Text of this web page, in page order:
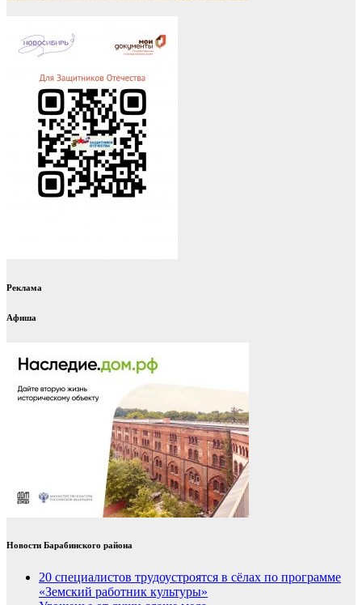
Реклама
Афиша
Новости Барабинского района
20 специалистов трудоустроятся в сёлах по программе
«Земский работник культуры»